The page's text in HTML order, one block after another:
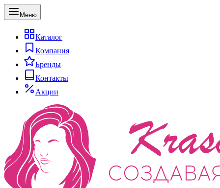
Меню
Каталог
Компания
Бренды
Контакты
Акции